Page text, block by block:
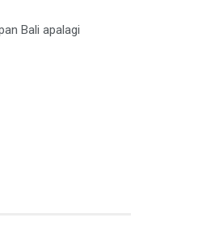
Bali apalagi